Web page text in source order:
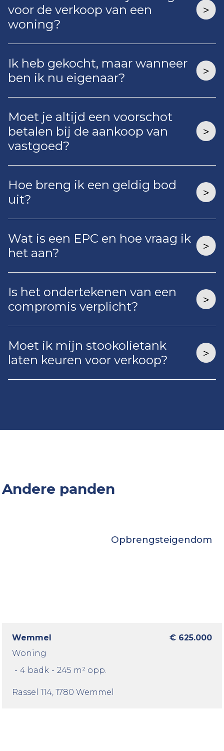
voor de verkoop van een
woning?
Ik heb gekocht, maar wanneer
ben ik nu eigenaar?
Moet je altijd een voorschot
betalen bij de aankoop van
vastgoed?
Hoe breng ik een geldig bod
uit?
Wat is een EPC en hoe vraag ik
het aan?
Is het ondertekenen van een
compromis verplicht?
Moet ik mijn stookolietank
laten keuren voor verkoop?
Andere panden
Opbrengsteigendom
Wemmel
€ 625.000
Woning
- 4 badk - 245 m² opp.
Rassel 114 , 1780 Wemmel